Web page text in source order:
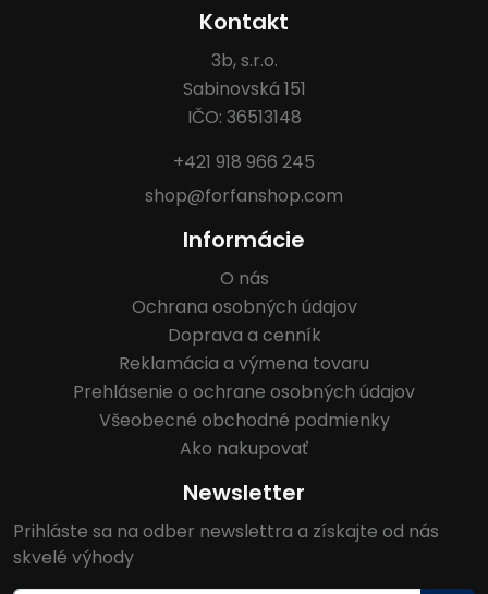
Kontakt
3b, s.r.o.
Sabinovská 151
IČO: 36513148
+421 918 966 245
shop@forfanshop.com
Informácie
O nás
Ochrana osobných údajov
Doprava a cenník
Reklamácia a výmena tovaru
Prehlásenie o ochrane osobných údajov
Všeobecné obchodné podmienky
Ako nakupovať
Newsletter
Prihláste sa na odber newslettra a získajte od nás
skvelé výhody